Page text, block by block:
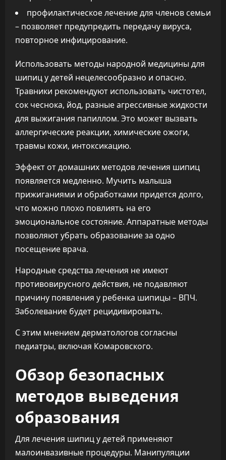
профилактическое лечение для членов семьи
– позволяет предупредить передачу вируса,
повторное инфицирование.
Использовать методы народной медицины для
шипиц у детей нецелесообразно и опасно.
Травники рекомендуют использовать чистотел,
сок чеснока, йод, разные агрессивные жидкости
для выжигания папиллом. Это может вызвать
аллергические реакции, химические ожоги,
травмы кожи, интоксикацию.
Эффект от домашних методов лечения шипиц
появляется медленно. Мучить малыша
прижиганиями и обработками придется долго,
что можно плохо повлиять на его
эмоциональное состояние. Аппаратные методы
позволяют убрать образование за одно
посещение врача.
Народные средства лечения не имеют
противовирусного действия, не подавляют
причину появления у ребенка шипицы – ВПЧ.
Заболевание будет рецидивировать.
С этим мнением дерматологов согласны
педиатры, включая Комаровского.
Обзор безопасных
методов выведения
образования
Для лечения шипиц у детей применяют
малоинвазивные процедуры. Манипуляции